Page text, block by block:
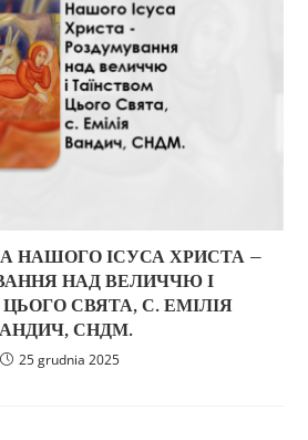
НАШОГО ІСУСА ХРИСТА –
НАД ВЕЛИЧЧЮ І
СВЯТА, С. ЕМІЛІЯ
СНДМ.
25 grudnia 2025